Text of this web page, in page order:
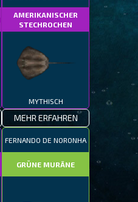
AMERIKANISCHER
STECHROCHEN
MYTHISCH
MEHR ERFAHREN
FERNANDO DE NORONHA
GRÜNE MURÄNE